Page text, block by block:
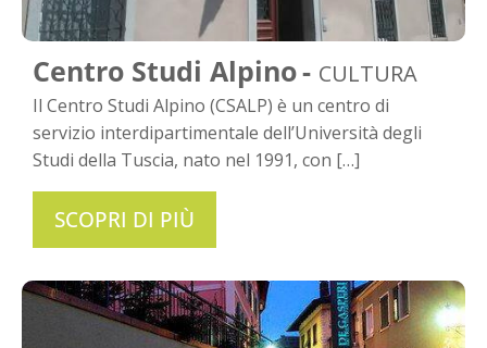
Centro Studi Alpino CULTURA
Il Centro Studi Alpino (CSALP) è un centro di
servizio interdipartimentale dell’Università degli
Studi della Tuscia, nato nel 1991, con […]
SCOPRI DI PIÙ